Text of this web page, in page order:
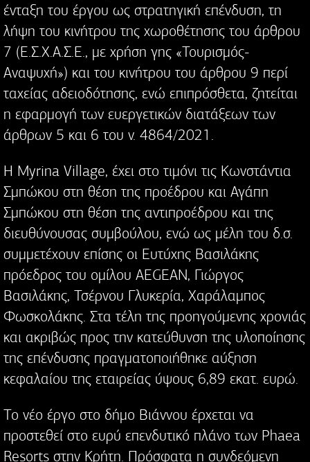
ένταξη του έργου ως στρατηγική επένδυση, τη
λήψη του κινήτρου της χωροθέτησης του άρθρου
7 (Ε.Σ.Χ.Α.Σ.Ε., με χρήση γης «Τουρισμός-
Αναψυχή») και του κινήτρου του άρθρου 9 περί
ταχείας αδειοδότησης, ενώ επιπρόσθετα, ζητείται
η εφαρμογή των ευεργετικών διατάξεων των
άρθρων 5 και 6 του ν. 4864/2021.
Η Myrina Village, έχει στο τιμόνι τις Κωνστάντια
Σμπώκου στη θέση της προέδρου και Αγάπη
Σμπώκου στη θέση της αντιπροέδρου και της
διευθύνουσας συμβούλου, ενώ ως μέλη του δ.σ.
συμμετέχουν επίσης οι Ευτύχης Βασιλάκης
πρόεδρος του ομίλου AEGEAN, Γιώργος
Βασιλάκης, Τσέρνου Γλυκερία, Χαράλαμπος
Φωσκολάκης. Στα τέλη της προηγούμενης χρονιάς
και ακριβώς προς την κατεύθυνση της υλοποίησης
της επένδυσης πραγματοποιήθηκε αύξηση
κεφαλαίου της εταιρείας ύψους 6,89 εκατ. ευρώ.
To νέο έργο στο δήμο Βιάννου έρχεται να
προστεθεί στο ευρύ επενδυτικό πλάνο των Phaea
Resorts στην Κρήτη. Πρόσφατα η συνδεόμενη